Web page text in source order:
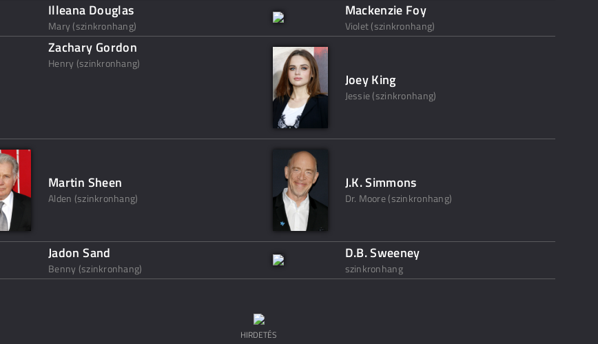
Illeana Douglas
Mary (szinkronhang)
Mackenzie Foy
Violet (szinkronhang)
Zachary Gordon
Henry (szinkronhang)
Joey King
Jessie (szinkronhang)
Martin Sheen
Alden (szinkronhang)
J.K. Simmons
Dr. Moore (szinkronhang)
Jadon Sand
Benny (szinkronhang)
D.B. Sweeney
szinkronhang
HIRDETÉS